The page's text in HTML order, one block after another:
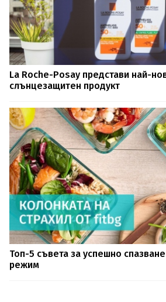
La Roche-Posay представи най-
слънцезащитен продукт
Топ-5 съвета за успешно
режим